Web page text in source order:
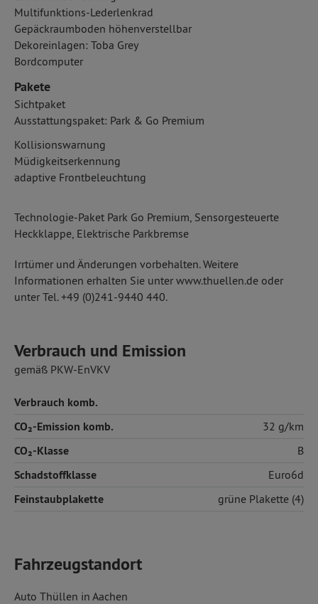
Multifunktions-Lederlenkrad
Gepäckraumboden höhenverstellbar
Dekoreinlagen: Toba Grey
Bordcomputer
Pakete
Sichtpaket
Ausstattungspaket: Park & Go Premium
Kollisionswarnung
Müdigkeitserkennung
adaptive Frontbeleuchtung
Technologie-Paket Park Go Premium, Sensorgesteuerte
Heckklappe, Elektrische Parkbremse
Irrtümer und Änderungen vorbehalten. Weitere
Informationen erhalten Sie unter www.thuellen.de oder
unter Tel. +49 (0)241-9440 440.
Verbrauch und Emission
gemäß PKW-EnVKV
Verbrauch komb.
CO₂-Emission komb.
32 g/km
CO₂-Klasse B
Schadstoffklasse Euro6d
Feinstaubplakette grüne Plakette (4)
Fahrzeugstandort
Auto Thüllen in Aachen